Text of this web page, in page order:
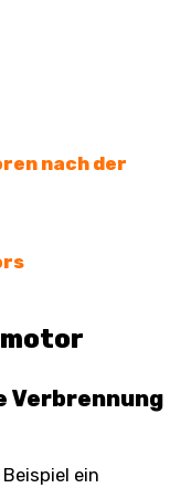
nach der
Verbrennung
ein